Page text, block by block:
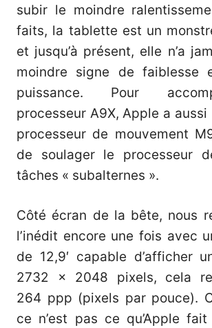
subir le moindre
faits, la tablette est un
et jusqu’à présent, elle n’a
moindre signe de faiblesse
puissance. Pour
processeur A9X, Apple a
processeur de mouvement
de soulager le processeur
tâches « subalternes ».
Côté écran de la bête, nous
l’inédit encore une fois avec
de 12,9′ capable d’afficher
2732 x 2048 pixels, cela
264 ppp (pixels par pouce).
ce n’est pas ce qu’Apple